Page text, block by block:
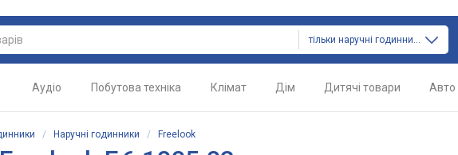
тільки наручні годинники
Аудіо Побутова техніка Клімат Дім Дитячі товари Авто
/ Наручні годинники / Freelook